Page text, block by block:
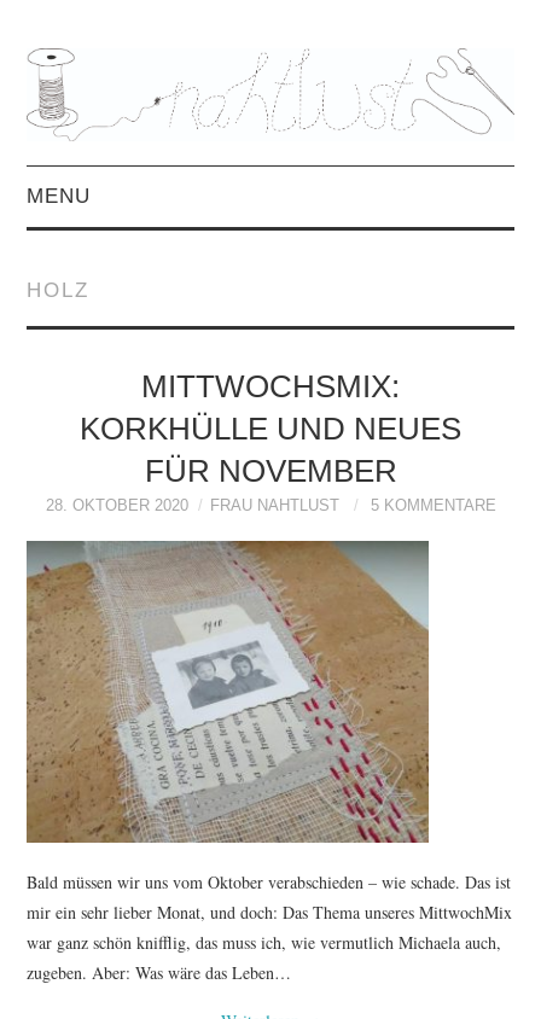
MENU
MITTWOCHSMIX &
INTERVIEWS
FREEBOOKS &
TUTORIALS
WORKSHOPS
PAPIERLIEBE AM
MONTAG
IMPRESSUM
HOLZ
MITTWOCHSMIX:
KORKHÜLLE UND NEUES
FÜR NOVEMBER
28. OKTOBER 2020 FRAU NAHTLUST 5 KOMMENTARE
Bald müssen wir uns vom Oktober verabschieden – wie schade. Das ist
mir ein sehr lieber Monat, und doch: Das Thema unseres MittwochMix
war ganz schön knifflig, das muss ich, wie vermutlich Michaela auch,
zugeben. Aber: Was wäre das Leben…